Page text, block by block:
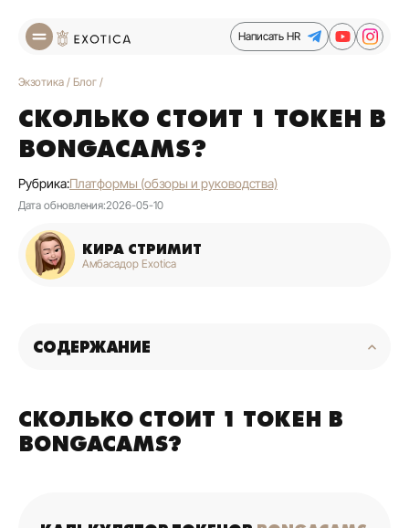
Написать HR
Экзотика / Блог /
СКОЛЬКО СТОИТ 1 ТОКЕН В
BONGACAMS?
Рубрика:Платформы (обзоры и руководства)
Дата обновления:2026-05-10
КИРА СТРИМИТ
Амбасадор Exotica
СОДЕРЖАНИЕ
СКОЛЬКО СТОИТ 1 ТОКЕН В
BONGACAMS?